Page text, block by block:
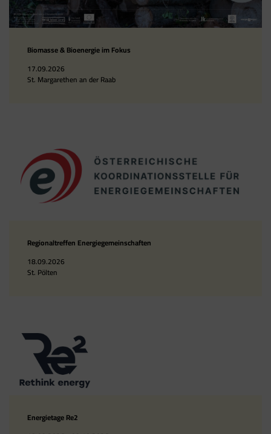
Biomasse & Bioenergie im Fokus
17.09.2026
St. Margarethen an der Raab
Regionaltreffen Energiegemeinschaften
18.09.2026
St. Pölten
Energietage Re2